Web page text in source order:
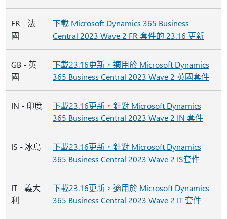
FR - 法
國
下載 Microsoft Dynamics 365 Business
Central 2023 Wave 2 FR 套件的 23.16 更新
GB - 英
國
下載23.16更新，適用於 Microsoft Dynamics
365 Business Central 2023 Wave 2 英國套件
IN - 印度
下載23.16更新，針對 Microsoft Dynamics
365 Business Central 2023 Wave 2 IN 套件
IS - 冰島
下載23.16更新，針對 Microsoft Dynamics
365 Business Central 2023 Wave 2 IS套件
IT - 義大
利
下載23.16更新，適用於 Microsoft Dynamics
365 Business Central 2023 Wave 2 IT 套件